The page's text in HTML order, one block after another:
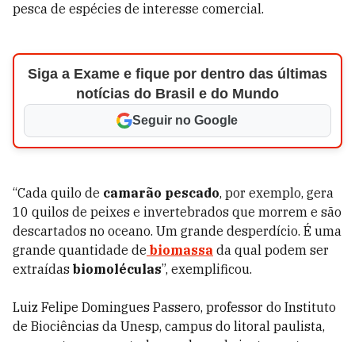
pesca de espécies de interesse comercial.
Siga a Exame e fique por dentro das últimas
notícias do Brasil e do Mundo
Seguir no Google
“Cada quilo de camarão pescado, por exemplo, gera
10 quilos de peixes e invertebrados que morrem e são
descartados no oceano. Um grande desperdício. É uma
grande quantidade de biomassa da qual podem ser
extraídas biomoléculas”, exemplificou.
Luiz Felipe Domingues Passero, professor do Instituto
de Biociências da Unesp, campus do litoral paulista,